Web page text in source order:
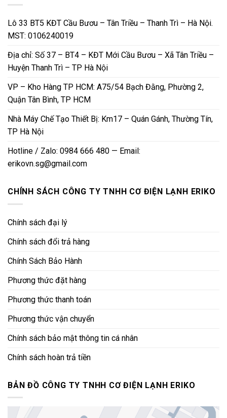
Lô 33 BT5 KĐT Cầu Bươu – Tân Triều – Thanh Trì – Hà Nội.
MST: 0106240019
Địa chỉ: Số 37 – BT4 – KĐT Mới Cầu Bươu – Xã Tân Triều –
Huyện Thanh Trì – TP Hà Nội
VP – Kho Hàng TP HCM: A75/54 Bạch Đằng, Phường 2,
Quận Tân Bình, TP HCM
Nhà Máy Chế Tạo Thiết Bị: Km17 – Quán Gánh, Thường Tín,
TP Hà Nội
Hotline / Zalo: 0984 666 480 — Email:
erikovn.sg@gmail.com
CHÍNH SÁCH CÔNG TY TNHH CƠ ĐIỆN LẠNH ERIKO
Chính sách đại lý
Chính sách đổi trả hàng
Chính Sách Bảo Hành
Phương thức đặt hàng
Phương thức thanh toán
Phương thức vận chuyển
Chính sách bảo mật thông tin cá nhân
Chính sách hoàn trả tiền
BẢN ĐỒ CÔNG TY TNHH CƠ ĐIỆN LẠNH ERIKO